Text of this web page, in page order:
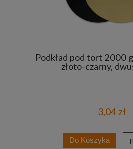
Podkład pod tort 2000
złoto-czarny,
3,04 zł
Do Koszyka